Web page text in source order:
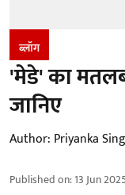
ब्लॉग
'मेडे' का
जानिए
Author: Priyanka
Published on:13 Jun